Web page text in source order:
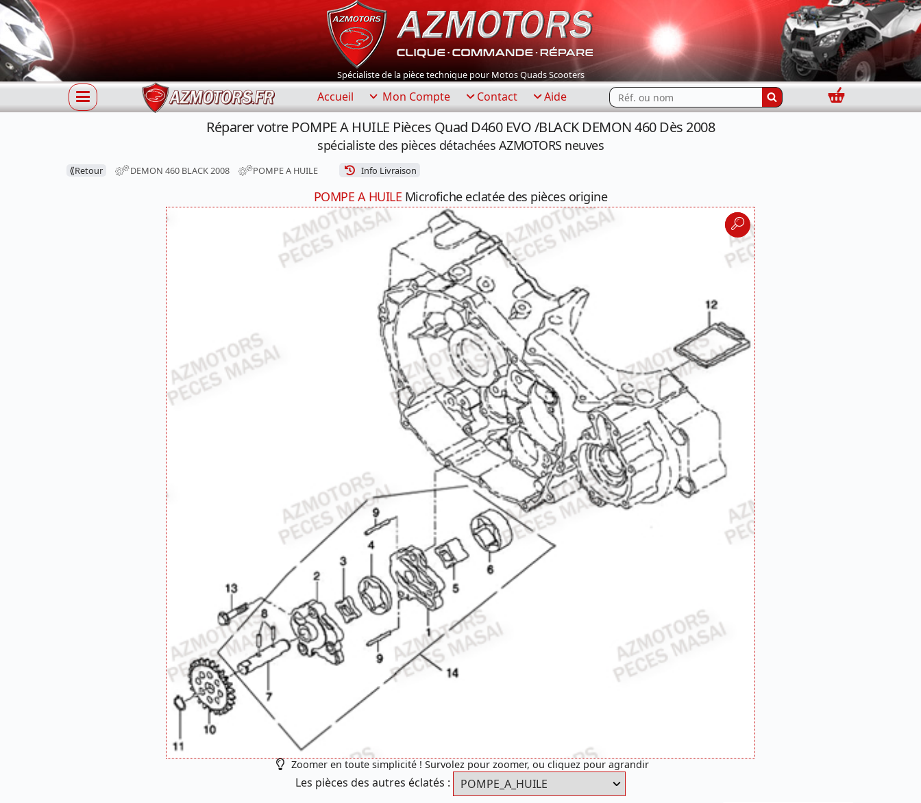
Spécialiste de la pièce technique pour Motos Quads Scooters
Accueil Mon Compte Contact Aide Rechercher...
Panier
Réparer votre POMPE A HUILE Pièces Quad D460 EVO /BLACK DEMON 460 Dès 2008
spécialiste des pièces détachées AZMOTORS neuves
⟪Retour DEMON 460 BLACK 2008 POMPE A HUILE Info Livraison
POMPE A HUILE Microfiche eclatée des pièces origine
Zoomer en toute simplicité ! Survolez pour zoomer, ou cliquez pour agrandir
Les pièces des autres éclatés :